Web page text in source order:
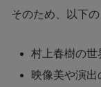
そのため、以下
村上春樹の世
映像美や演出